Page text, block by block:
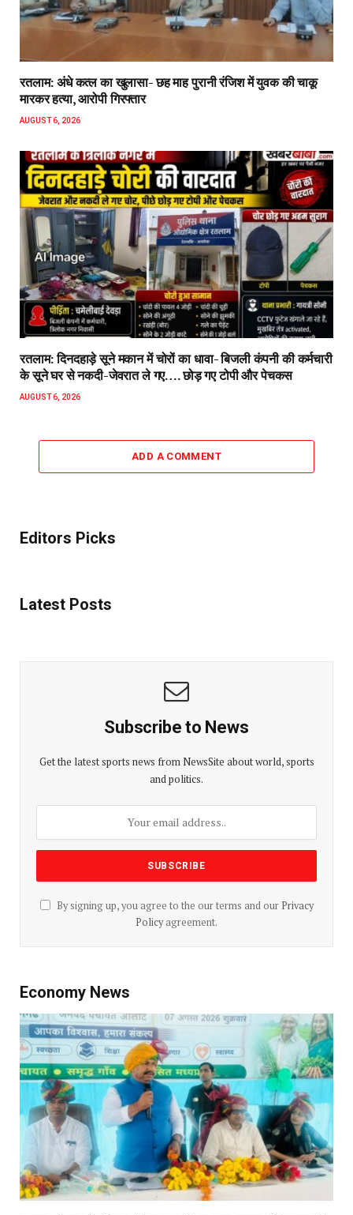
रतलाम: अंधे कत्ल का खुलासा- छह माह पुरानी रंजिश में युवक की चाकू
मारकर हत्या, आरोपी गिरफ्तार
AUGUST 6, 2026
रतलाम: दिनदहाड़े सूने मकान में चोरों का धावा- बिजली कंपनी की कर्मचारी
के सूने घर से नकदी-जेवरात ले गए…. छोड़ गए टोपी और पेचकस
AUGUST 6, 2026
ADD A COMMENT
Editors Picks
Latest Posts
Subscribe to News
Get the latest sports news from NewsSite about world, sports
and politics.
By signing up, you agree to the our terms and our Privacy
Policyagreement.
Economy News